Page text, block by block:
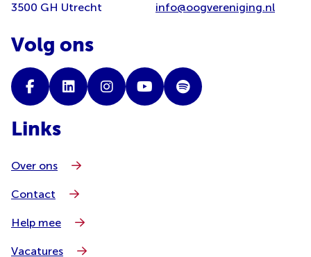
3500 GH Utrecht
info@oogvereniging.nl
Volg ons
Links
Over ons
Contact
Help mee
Vacatures